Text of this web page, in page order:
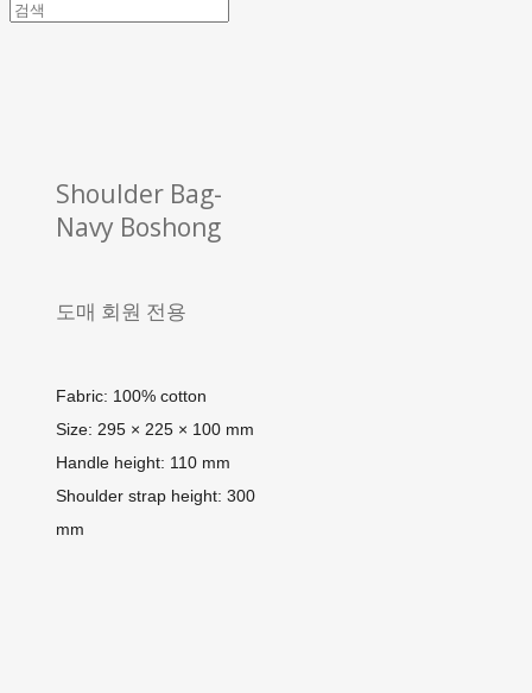
Shoulder Bag-
Navy Boshong
도매 회원 전용
Fabric: 100% cotton
Size: 295 × 225 × 100 mm
Handle height: 110 mm
Shoulder strap height: 300
mm